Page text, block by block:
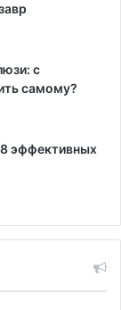
с
самому?
эффективных